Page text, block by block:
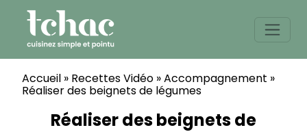
content
Accueil » Recettes Vidéo »Accompagnement »
Réaliser des beignets de légumes
Réaliser des beignets de